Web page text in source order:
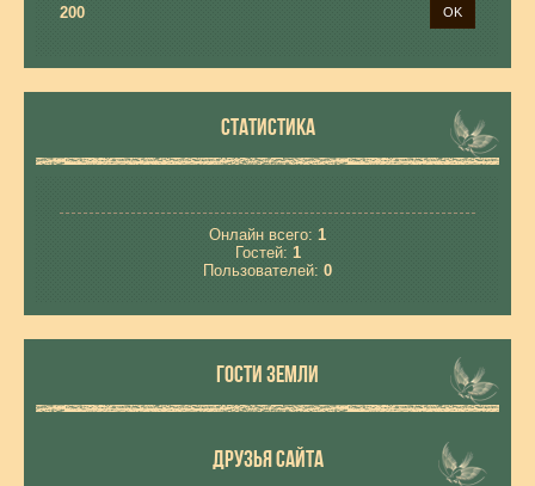
200
СТАТИСТИКА
Онлайн всего: 1
Гостей: 1
Пользователей: 0
ГОСТИ ЗЕМЛИ
ДРУЗЬЯ САЙТА